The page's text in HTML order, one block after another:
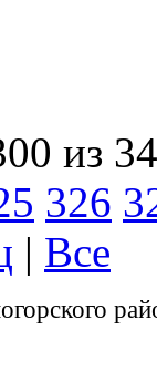
из
326
| Все